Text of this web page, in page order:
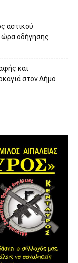
αστικού
ώρα οδήγησης
και
στον Δήμο